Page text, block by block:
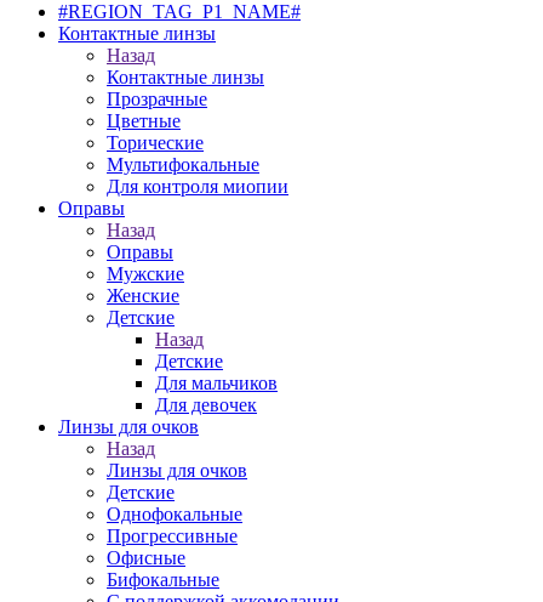
#REGION_TAG_P1_NAME#
Контактные линзы
Назад
Контактные линзы
Прозрачные
Цветные
Торические
Мультифокальные
Для контроля миопии
Оправы
Назад
Оправы
Мужские
Женские
Детские
Назад
Детские
Для мальчиков
Для девочек
Линзы для очков
Назад
Линзы для очков
Детские
Однофокальные
Прогрессивные
Офисные
Бифокальные